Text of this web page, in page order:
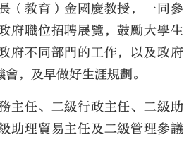
公文匯
（教育）金國慶教授，一同參
府職位招聘展覽，鼓勵大學生
府不同部門的工作，以及政府
，及早做好生涯規劃。
主任、二級行政主任、二級助
助理貿易主任及二級管理參議